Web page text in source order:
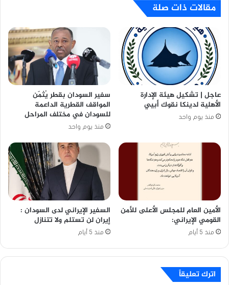
مقالات ذات صلة
عاجل | تشكيل هيئة الإدارة
الأهلية لدينكا نقوك أبيي
منذ يوم واحد
سفير السودان بقطر يُثمّن
المواقف القطرية الداعمة
للسودان في مختلف المراحل
منذ يوم واحد
الأمين العام للمجلس الأعلى للأمن
القومي الإيراني:
منذ 5 أيام
السفير الإيراني لدى السودان :
إيران لن تستلم ولا تتنازل
منذ 5 أيام
اترك تعليقاً